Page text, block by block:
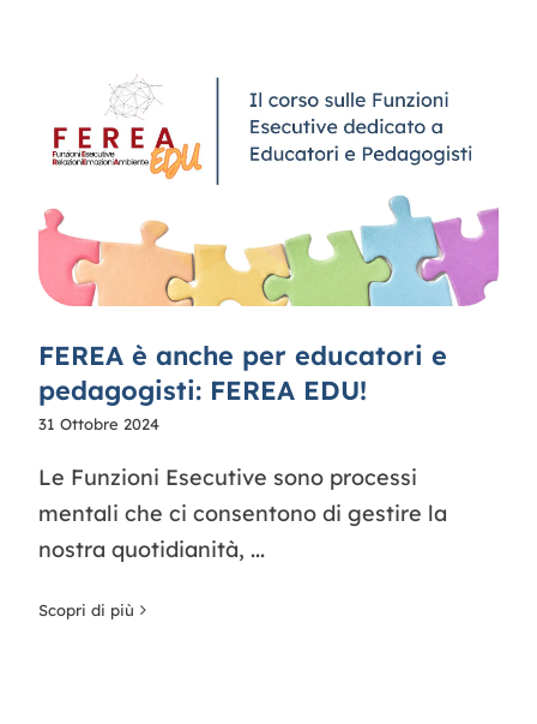
FEREA è anche per educatori e
pedagogisti: FEREA EDU!
31 Ottobre 2024
Le Funzioni Esecutive sono processi
mentali che ci consentono di gestire la
nostra quotidianità, ...
Scopri di più